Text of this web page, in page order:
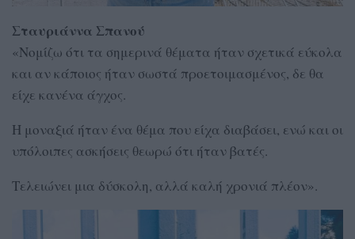
Σταυριάννα Σπανού
«Νομίζω ότι τα σημερινά θέματα ήταν σχετικά εύκολα
και αν κάποιος ήταν σωστά προετοιμασμένος, δε θα
είχε κανένα άγχος.
Η μοναξιά ήταν ένα θέμα που είχα διαβάσει, ενώ και οι
υπόλοιπες ασκήσεις θεωρώ ότι ήταν βατές.
Τελειώνει μια δύσκολη, αλλά καλή χρονιά πλέον».